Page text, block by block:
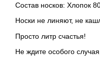
Состав носков: Хлопок
Носки не линяют, не
Просто литр счастья!
Не ждите особого